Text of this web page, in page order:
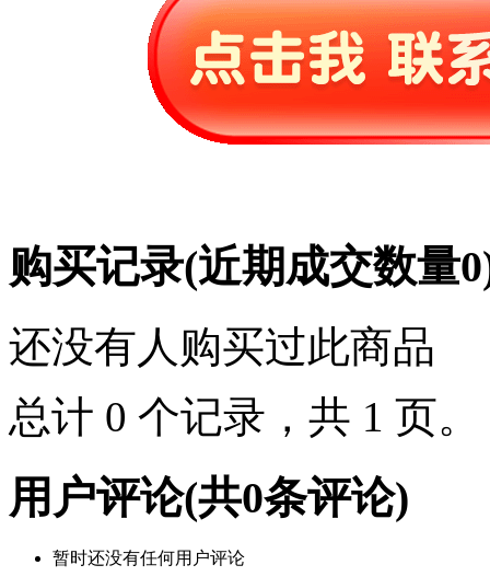
购买记录(近期成交数量0
还没有人购买过此商品
总计 0 个记录，共 1 页。
用户评论(共0条评论)
暂时还没有任何用户评论